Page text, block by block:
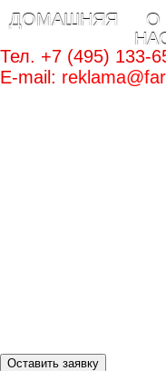
ДОМАШНЯЯ
О
Тел. +7 (495) 133-
E-mail:
Оставить заявку